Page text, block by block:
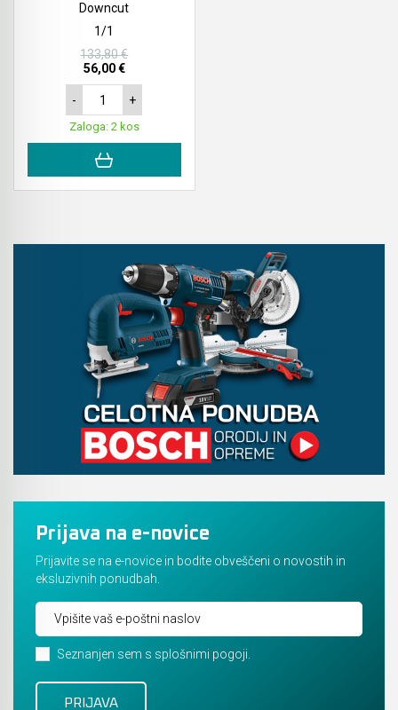
Prijava na e-novice
Prijavite se na e-novice in bodite obveščeni o novostih in
eksluzivnih ponudbah.
Seznanjen sem s splošnimi pogoji.
Downcut
1/1
133,80 €
56,00 €
- +
Zaloga: 2 kos